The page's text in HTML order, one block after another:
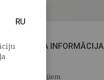
CITA INFORMĀCIJA
Medijiem
RU